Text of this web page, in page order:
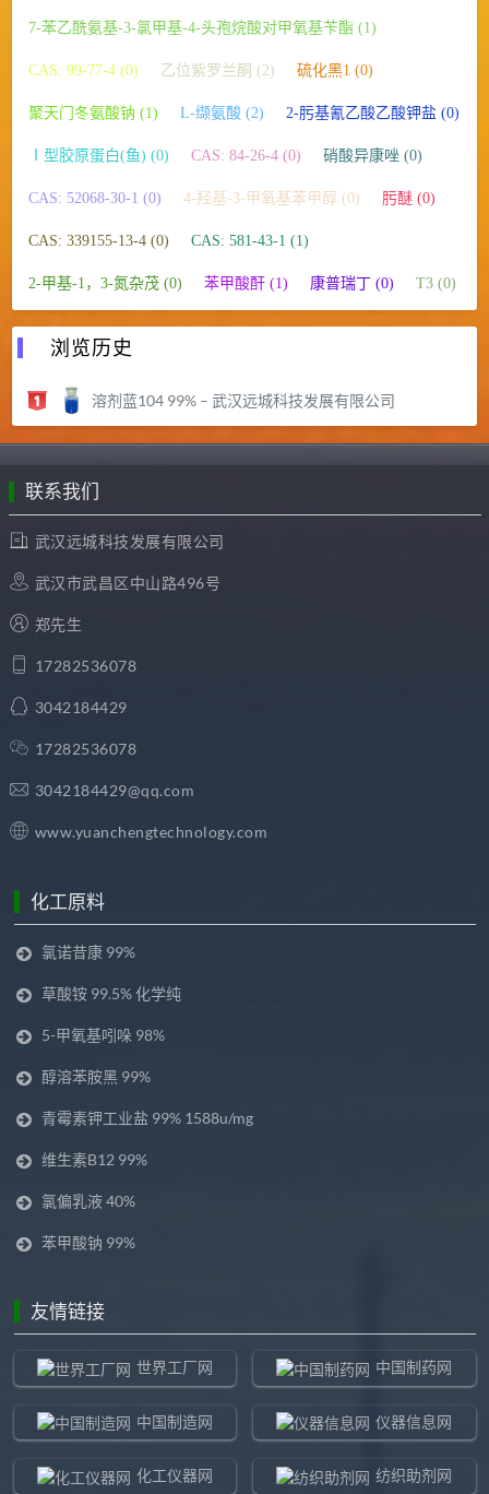
7-苯乙酰氨基-3-氯甲基-4-头孢烷酸对甲氧基苄酯 (1)
CAS: 99-77-4 (0) 乙位紫罗兰酮 (2) 硫化黑1 (0)
聚天门冬氨酸钠 (1) L-缬氨酸 (2) 2-肟基氰乙酸乙酸钾盐 (0)
Ⅰ型胶原蛋白(鱼) (0) CAS: 84-26-4 (0) 硝酸异康唑 (0)
CAS: 52068-30-1 (0) 4-羟基-3-甲氧基苯甲醇 (0) 肟醚 (0)
CAS: 339155-13-4 (0) CAS: 581-43-1 (1)
2-甲基-1，3-氮杂茂 (0) 苯甲酸酐 (1) 康普瑞丁 (0) T3 (0)
浏览历史
溶剂蓝104 99% – 武汉远城科技发展有限公司
联系我们
武汉远城科技发展有限公司
武汉市武昌区中山路496号
郑先生
17282536078
3042184429
17282536078
3042184429@qq.com
www.yuanchengtechnology.com
化工原料
氯诺昔康 99%
草酸铵 99.5% 化学纯
5-甲氧基吲哚 98%
醇溶苯胺黑 99%
青霉素钾工业盐 99% 1588u/mg
维生素B12 99%
氯偏乳液 40%
苯甲酸钠 99%
友情链接
世界工厂网 中国制药网
中国制造网 仪器信息网
化工仪器网 纺织助剂网